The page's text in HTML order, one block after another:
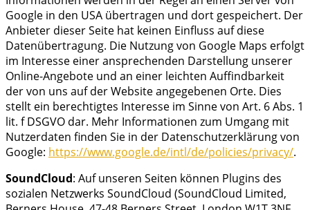
Google in den USA übertragen und dort gespeichert. Der
Anbieter dieser Seite hat keinen Einfluss auf diese
Datenübertragung. Die Nutzung von Google Maps erfolgt
im Interesse einer ansprechenden Darstellung unserer
Online-Angebote und an einer leichten Auffindbarkeit
der von uns auf der Website angegebenen Orte. Dies
stellt ein berechtigtes Interesse im Sinne von Art. 6 Abs. 1
lit. f DSGVO dar. Mehr Informationen zum Umgang mit
Nutzerdaten finden Sie in der Datenschutzerklärung von
Google: https://www.google.de/intl/de/policies/privacy/.
SoundCloud: Auf unseren Seiten können Plugins des
sozialen Netzwerks SoundCloud (SoundCloud Limited,